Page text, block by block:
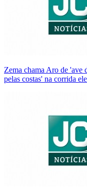
Zema chama Aro de 'ave
pelas costas' na corrida